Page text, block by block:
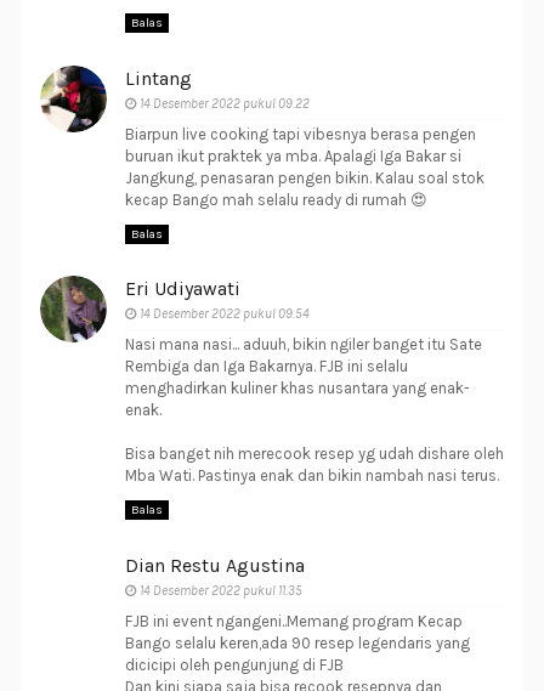
Balas
Lintang
14 Desember 2022 pukul 09.22
Biarpun live cooking tapi vibesnya berasa pengen
buruan ikut praktek ya mba. Apalagi Iga Bakar si
Jangkung, penasaran pengen bikin. Kalau soal stok
kecap Bango mah selalu ready di rumah 😍
Balas
Eri Udiyawati
14 Desember 2022 pukul 09.54
Nasi mana nasi... aduuh, bikin ngiler banget itu Sate
Rembiga dan Iga Bakarnya. FJB ini selalu
menghadirkan kuliner khas nusantara yang enak-
enak.
Bisa banget nih merecook resep yg udah dishare oleh
Mba Wati. Pastinya enak dan bikin nambah nasi terus.
Balas
Dian Restu Agustina
14 Desember 2022 pukul 11.35
FJB ini event ngangeni..Memang program Kecap
Bango selalu keren,ada 90 resep legendaris yang
dicicipi oleh pengunjung di FJB
Dan kini siapa saja bisa recook resepnya dan